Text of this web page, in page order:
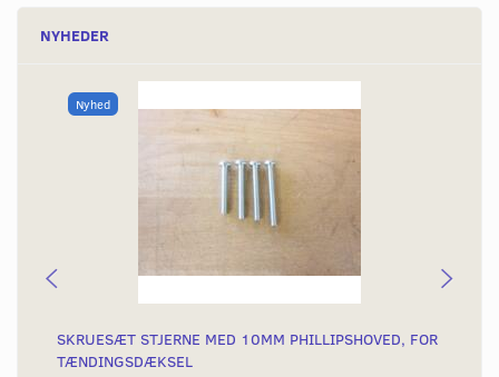
NYHEDER
Nyhed
SKRUESÆT STJERNE MED 10MM PHILLIPSHOVED, FOR
TÆNDINGSDÆKSEL